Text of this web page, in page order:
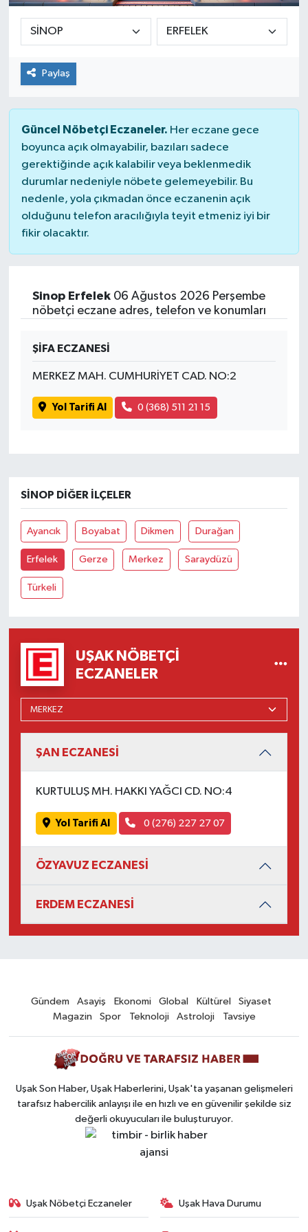
Paylaş
Güncel Nöbetçi Eczaneler. Her eczane gece
boyunca açık olmayabilir, bazıları sadece
gerektiğinde açık kalabilir veya beklenmedik
durumlar nedeniyle nöbete gelemeyebilir. Bu
nedenle, yola çıkmadan önce eczanenin açık
olduğunu telefon aracılığıyla teyit etmeniz iyi bir
fikir olacaktır.
Sinop Erfelek06 Ağustos 2026 Perşembe
nöbetçi eczane adres, telefon ve konumları
ŞİFA ECZANESİ
MERKEZ MAH. CUMHURİYET CAD. NO:2
Yol Tarifi Al 0 (368) 511 21 15
SINOP DIĞER İLÇELER
Ayancık Boyabat Dikmen Durağan
Erfelek Gerze Merkez Saraydüzü
Türkeli
UŞAK NÖBETÇI
ECZANELER
ŞAN ECZANESİ
KURTULUŞ MH. HAKKI YAĞCI CD. NO:4
Yol Tarifi Al 0 (276) 227 27 07
ÖZYAVUZ ECZANESİ
ERDEM ECZANESİ
Gündem Asayiş Ekonomi Global Kültürel
Siyaset
Magazin
Spor Teknoloji Astroloji Tavsiye
Uşak Son Haber, Uşak Haberlerini, Uşak'ta yaşanan gelişmeleri
tarafsız habercilik anlayışı ile en hızlı ve en güvenilir şekilde siz
değerli okuyucuları ile buluşturuyor.
Uşak Nöbetçi Eczaneler Uşak Hava Durumu